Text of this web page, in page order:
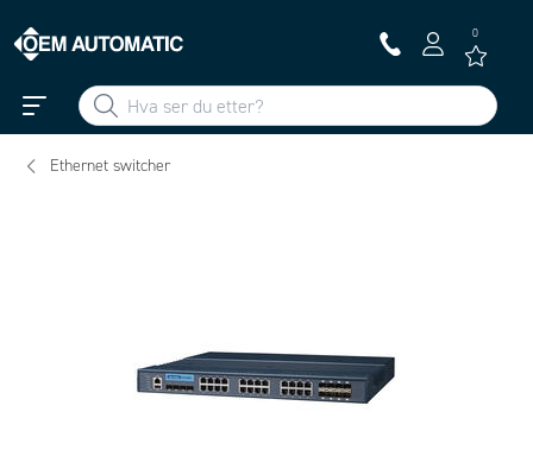
0
Ethernet switcher